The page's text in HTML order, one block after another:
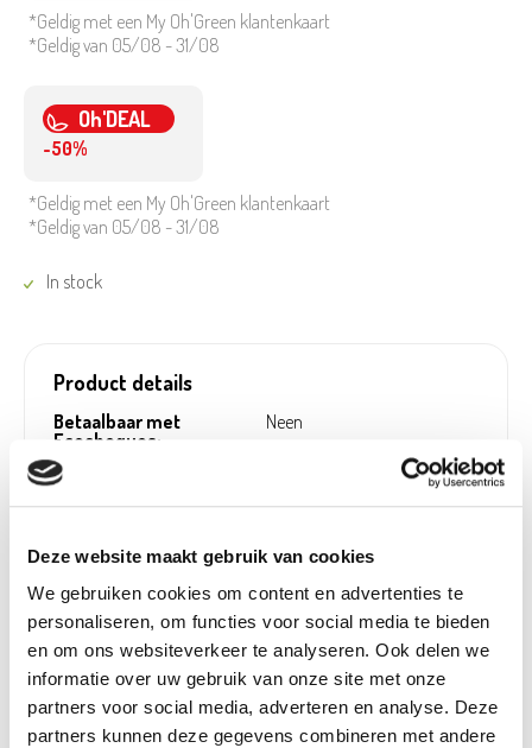
Deze website maakt gebruik van cookies
We gebruiken cookies om content en advertenties te
personaliseren, om functies voor social media te bieden
en om ons websiteverkeer te analyseren. Ook delen we
informatie over uw gebruik van onze site met onze
partners voor social media, adverteren en analyse. Deze
partners kunnen deze gegevens combineren met andere
*Geldig met een My Oh'Green klantenkaart
*Geldig van 05/08 - 31/08
Oh'DEAL
-50%
*Geldig met een My Oh'Green klantenkaart
*Geldig van 05/08 - 31/08
In stock
Product details
Betaalbaar met
Ecocheques:
Neen
Gewicht:
Breedte (cm):
59,5 cm
Lengte (cm):
6,2 cm
Diameter (cm):
0 cm
Material:
Artikel nummer:
518066